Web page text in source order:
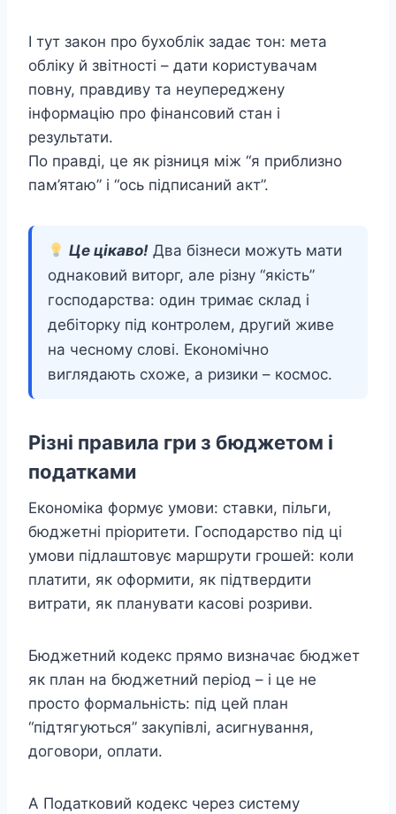
І тут закон про бухоблік задає тон: мета
обліку й звітності – дати користувачам
повну, правдиву та неупереджену
інформацію про фінансовий стан і
результати.
По правді, це як різниця між “я приблизно
пам’ятаю” і “ось підписаний акт”.
Це цікаво! Два бізнеси можуть мати
однаковий виторг, але різну “якість”
господарства: один тримає склад і
дебіторку під контролем, другий живе
на чесному слові. Економічно
виглядають схоже, а ризики – космос.
Різні правила гри з бюджетом і
податками
Економіка формує умови: ставки, пільги,
бюджетні пріоритети. Господарство під ці
умови підлаштовує маршрути грошей: коли
платити, як оформити, як підтвердити
витрати, як планувати касові розриви.
Бюджетний кодекс прямо визначає бюджет
як план на бюджетний період – і це не
просто формальність: під цей план
“підтягуються” закупівлі, асигнування,
договори, оплати.
А Податковий кодекс через систему